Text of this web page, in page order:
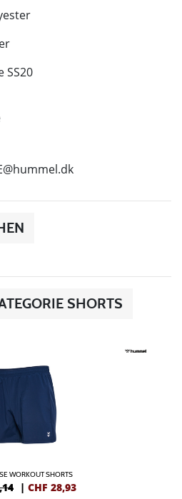
SS20
SHORTS
WORKOUT SHORTS
| CHF 28,93